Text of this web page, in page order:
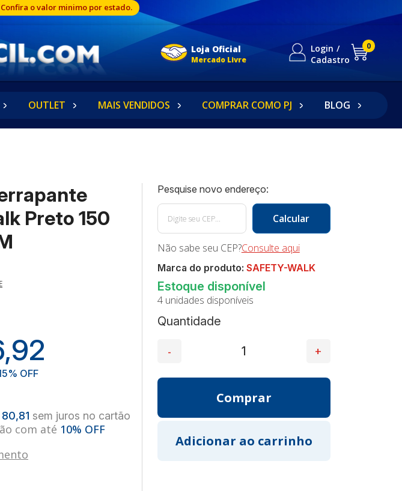
Confira o valor minimo por estado.
Loja Oficial
Mercado Livre
Login
Cadastro
0
OUTLET MAIS VENDIDOS COMPRAR COMO PJ BLOG
Preto 150
80,81 sem juros no cartão
com até 10% OFF
Quantidade
Não sabe seu CEP?Consulte aqui
4 unidades disponíveis
Marca do produto: SAFETY-WALK